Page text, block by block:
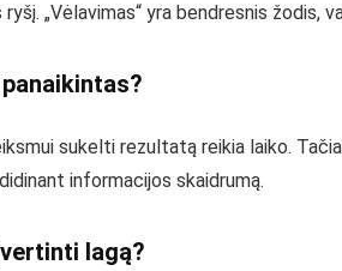
„Vėlavimas“ yra bendresnis žodis,
sukelti rezultatą reikia laiko.
informacijos skaidrumą.
lagą?